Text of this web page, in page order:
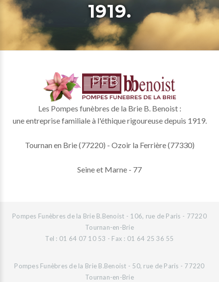
1919.
Les Pompes funèbres de la Brie B. Benoist :
une entreprise familiale à l'éthique rigoureuse depuis 1919.
Tournan en Brie (77220) - Ozoir la Ferrière (77330)
Seine et Marne - 77
Pompes Funèbres de la Brie B.Benoist - 106, rue de Paris - 77220
Tournan-en-Brie
Tel : 01 64 07 10 53 - Fax : 01 64 25 36 55
Pompes Funèbres de la Brie B.Benoist - 50, rue de Paris - 77220
Tournan-en-Brie